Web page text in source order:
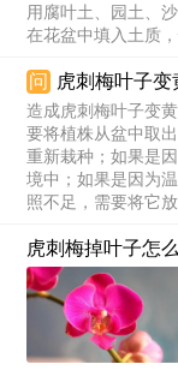
用腐叶土、园土、
在花盆中填入土质
问 虎刺梅叶子
造成虎刺梅叶子变
要将植株从盆中取
重新栽种；如果是
境中；如果是因为
照不足，需要将它
虎刺梅掉叶子怎